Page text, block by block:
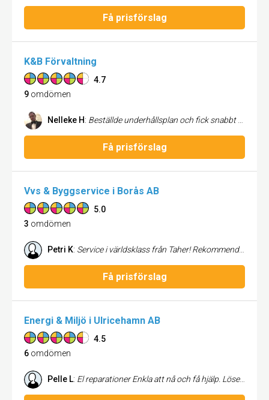
Få prisförslag
K&B Förvaltning
4.7
9 omdömen
Nelleke H: Beställde underhållsplan och fick snabbt och trevligt bemötande!
Få prisförslag
Vvs & Byggservice i Borås AB
5.0
3 omdömen
Petri K: Service i världsklass från Taher! Rekommenderas varmt :)
Få prisförslag
Energi & Miljö i Ulricehamn AB
4.5
6 omdömen
Pelle L: El reparationer Enkla att nå och få hjälp. Löser våra problem som uppstår